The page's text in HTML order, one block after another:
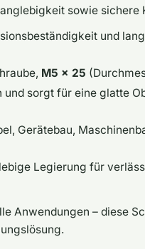
sowie sichere
und
M5 x 25
sorgt für eine glatte
Gerätebau,
Legierung für
Anwendungen – diese